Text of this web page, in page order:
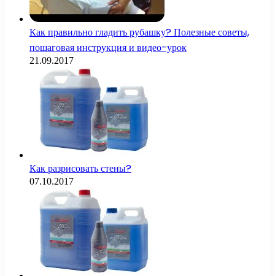
Как правильно гладить рубашку? Полезные советы,
пошаговая инструкция и видео-урок
21.09.2017
Как разрисовать стены?
07.10.2017